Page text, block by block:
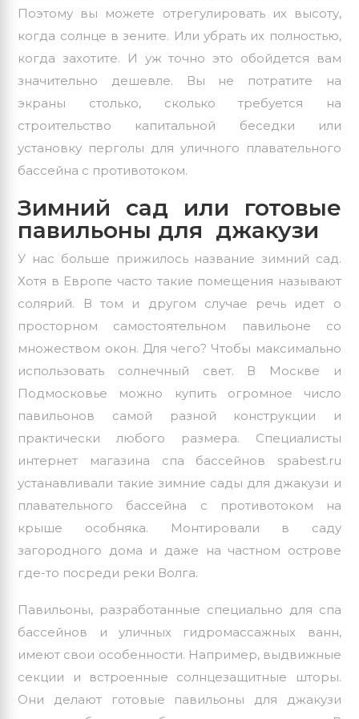
Поэтому вы можете отрегулировать их высоту,
когда солнце в зените. Или убрать их полностью,
когда захотите. И уж точно это обойдется вам
значительно дешевле. Вы не потратите на
экраны столько, сколько требуется на
строительство капитальной беседки или
установку перголы для уличного плавательного
бассейна с противотоком.
Зимний сад или готовые
павильоны для джакузи
У нас больше прижилось название зимний сад.
Хотя в Европе часто такие помещения называют
солярий. В том и другом случае речь идет о
просторном самостоятельном павильоне со
множеством окон. Для чего? Чтобы максимально
использовать солнечный свет. В Москве и
Подмосковье можно купить огромное число
павильонов самой разной конструкции и
практически любого размера. Специалисты
интернет магазина спа бассейнов spabest.ru
устанавливали такие зимние сады для джакузи и
плавательного бассейна с противотоком на
крыше особняка. Монтировали в саду
загородного дома и даже на частном острове
где-то посреди реки Волга.
Павильоны, разработанные специально для спа
бассейнов и уличных гидромассажных ванн,
имеют свои особенности. Например, выдвижные
секции и встроенные солнцезащитные шторы.
Они делают готовые павильоны для джакузи